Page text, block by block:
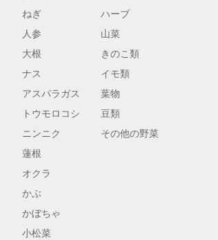
ねぎ
人参
大根
ナス
アスパラガス
トウモロコシ
ニンニク
蓮根
オクラ
かぶ
かぼちゃ
小松菜
ハーブ
山菜
きのこ類
イモ類
葉物
豆類
その他の野菜